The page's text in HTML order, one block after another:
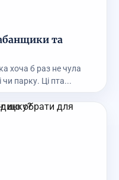
та
хоча б раз не чула
чи парку. Ці пта...